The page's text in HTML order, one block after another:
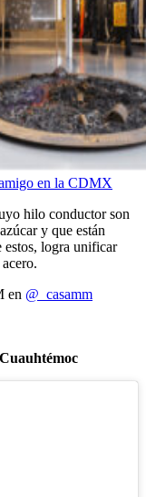
en la CDMX
hilo conductor son
y que están
estos, logra unificar
en @_casamm